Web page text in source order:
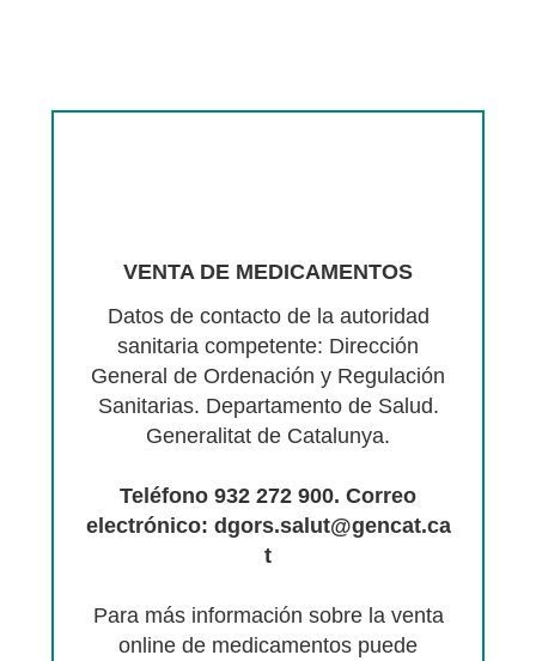
VENTA DE MEDICAMENTOS
Datos de contacto de la autoridad
sanitaria competente: Dirección
General de Ordenación y Regulación
Sanitarias. Departamento de Salud.
Generalitat de Catalunya.
Teléfono 932 272 900. Correo
electrónico: dgors.salut@gencat.ca
t
Para más información sobre la venta
online de medicamentos puede